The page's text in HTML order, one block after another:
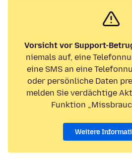
Vorsicht vor Support-
niemals auf, eine
eine SMS an eine
oder persönliche Daten
melden Sie verdächtige
Funktion
Weitere